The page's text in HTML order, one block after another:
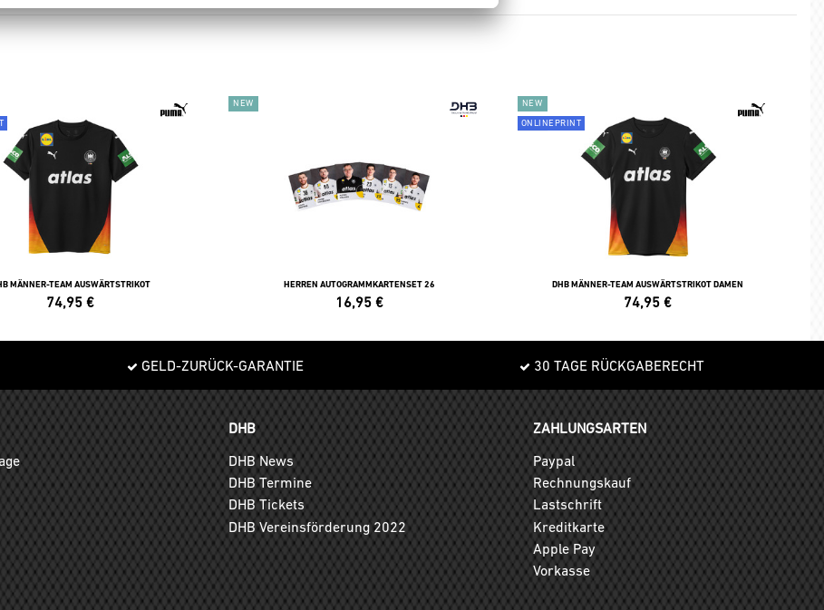
MÄNNER-TEAM AUSWÄRTSTRIKOT
74,95 €
NEW
HERREN AUTOGRAMMKARTENSET 26
16,95 €
NEW
ONLINEPRINT
DHB MÄNNER-TEAM AUSWÄRTSTRIKOT DAMEN
74,95 €
GELD-ZURÜCK-GARANTIE 30 TAGE RÜCKGABERECHT
DHB
DHB News
DHB Termine
DHB Tickets
DHB Vereinsförderung 2022
ZAHLUNGSARTEN
Paypal
Rechnungskauf
Lastschrift
Kreditkarte
Apple Pay
Vorkasse